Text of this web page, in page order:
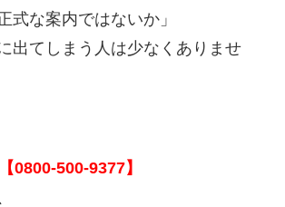
式な案内ではないか」
出てしまう人は少なくありませ
0800-500-9377】